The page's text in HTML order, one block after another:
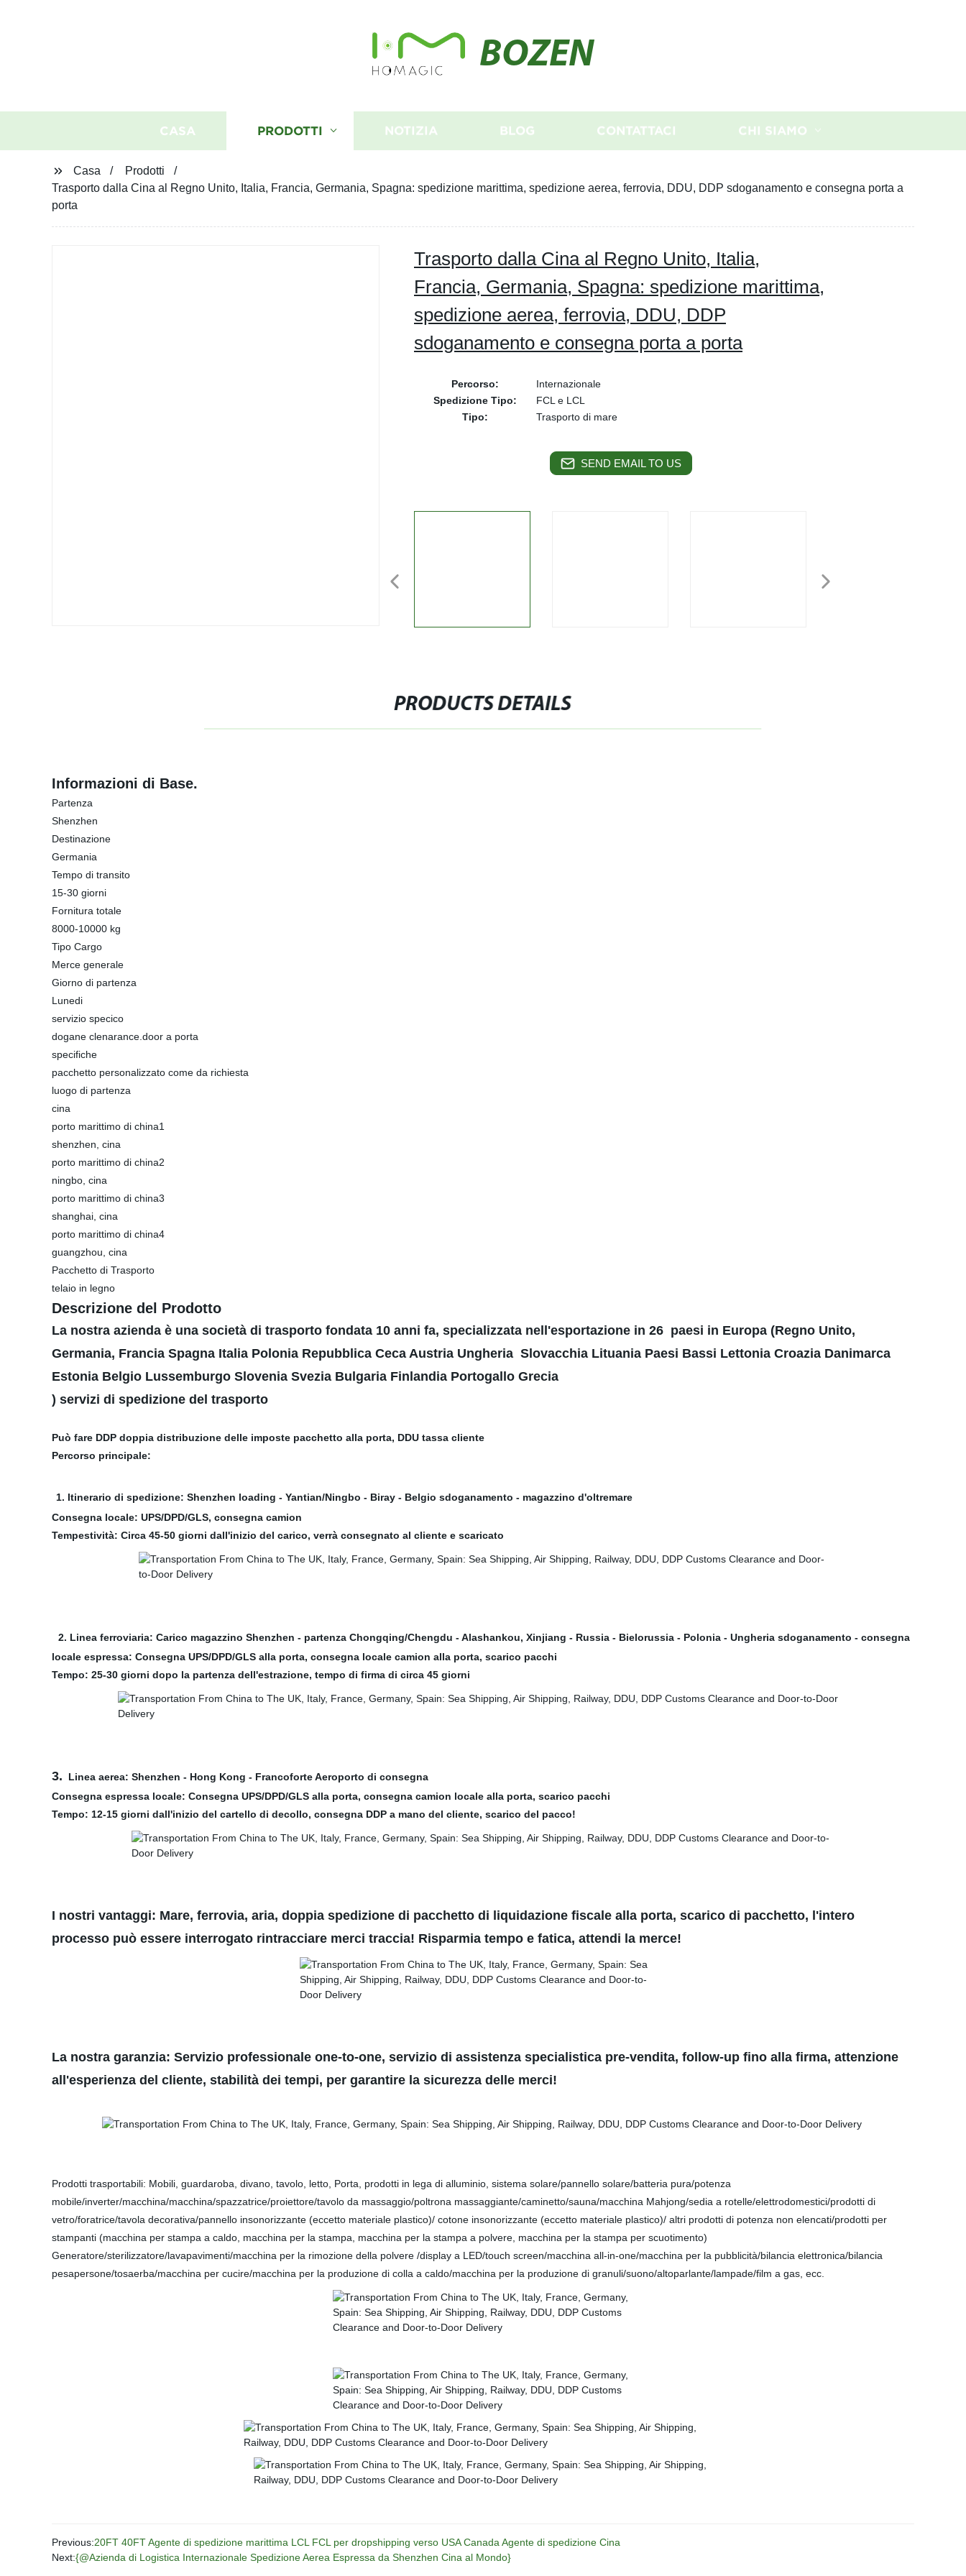
BOZEN
CASA PRODOTTI NOTIZIA BLOG CONTATTACI CHI SIAMO
Casa
Prodotti
Trasporto dalla Cina al Regno Unito, Italia, Francia, Germania, Spagna: spedizione marittima, spedizione aerea, ferrovia, DDU, DDP sdoganamento e consegna porta a
porta
Trasporto dalla Cina al Regno Unito, Italia,
Francia, Germania, Spagna: spedizione marittima,
spedizione aerea, ferrovia, DDU, DDP
sdoganamento e consegna porta a porta
Percorso:
Internazionale
Spedizione Tipo:
FCL e LCL
Tipo:
Trasporto di mare
SEND EMAIL TO US
PRODUCTS DETAILS
Informazioni di Base.
Partenza
Shenzhen
Destinazione
Germania
Tempo di transito
15-30 giorni
Fornitura totale
8000-10000 kg
Tipo Cargo
Merce generale
Giorno di partenza
Lunedi
servizio specico
dogane clenarance.door a porta
specifiche
pacchetto personalizzato come da richiesta
luogo di partenza
cina
porto marittimo di china1
shenzhen, cina
porto marittimo di china2
ningbo, cina
porto marittimo di china3
shanghai, cina
porto marittimo di china4
guangzhou, cina
Pacchetto di Trasporto
telaio in legno
Descrizione del Prodotto
La nostra azienda è una società di trasporto fondata 10 anni fa, specializzata nell'esportazione in 26 paesi in Europa (Regno Unito,
Germania, Francia Spagna Italia Polonia Repubblica Ceca Austria Ungheria Slovacchia Lituania Paesi Bassi Lettonia Croazia Danimarca
Estonia Belgio Lussemburgo Slovenia Svezia Bulgaria Finlandia Portogallo Grecia
) servizi di spedizione del trasporto
Può fare DDP doppia distribuzione delle imposte pacchetto alla porta, DDU tassa cliente
Percorso principale:
1. Itinerario di spedizione: Shenzhen loading - Yantian/Ningbo - Biray - Belgio sdoganamento - magazzino d'oltremare
Consegna locale: UPS/DPD/GLS, consegna camion
Tempestività: Circa 45-50 giorni dall'inizio del carico, verrà consegnato al cliente e scaricato
2. Linea ferroviaria: Carico magazzino Shenzhen - partenza Chongqing/Chengdu - Alashankou, Xinjiang - Russia - Bielorussia - Polonia - Ungheria sdoganamento - consegna
locale espressa: Consegna UPS/DPD/GLS alla porta, consegna locale camion alla porta, scarico pacchi
Tempo: 25-30 giorni dopo la partenza dell'estrazione, tempo di firma di circa 45 giorni
3.
Linea aerea: Shenzhen - Hong Kong - Francoforte Aeroporto di consegna
Consegna espressa locale: Consegna UPS/DPD/GLS alla porta, consegna camion locale alla porta, scarico pacchi
Tempo: 12-15 giorni dall'inizio del cartello di decollo, consegna DDP a mano del cliente, scarico del pacco!
I nostri vantaggi: Mare, ferrovia, aria, doppia spedizione di pacchetto di liquidazione fiscale alla porta, scarico di pacchetto, l'intero
processo può essere interrogato rintracciare merci traccia! Risparmia tempo e fatica, attendi la merce!
La nostra garanzia: Servizio professionale one-to-one, servizio di assistenza specialistica pre-vendita, follow-up fino alla firma, attenzione
all'esperienza del cliente, stabilità dei tempi, per garantire la sicurezza delle merci!
Prodotti trasportabili: Mobili, guardaroba, divano, tavolo, letto, Porta, prodotti in lega di alluminio, sistema solare/pannello solare/batteria pura/potenza
mobile/inverter/macchina/macchina/spazzatrice/proiettore/tavolo da massaggio/poltrona massaggiante/caminetto/sauna/macchina Mahjong/sedia a rotelle/elettrodomestici/prodotti di
vetro/foratrice/tavola decorativa/pannello insonorizzante (eccetto materiale plastico)/ cotone insonorizzante (eccetto materiale plastico)/ altri prodotti di potenza non elencati/prodotti per
stampanti (macchina per stampa a caldo, macchina per la stampa, macchina per la stampa a polvere, macchina per la stampa per scuotimento)
Generatore/sterilizzatore/lavapavimenti/macchina per la rimozione della polvere /display a LED/touch screen/macchina all-in-one/macchina per la pubblicità/bilancia elettronica/bilancia
pesapersone/tosaerba/macchina per cucire/macchina per la produzione di colla a caldo/macchina per la produzione di granuli/suono/altoparlante/lampade/film a gas, ecc.
Previous:20FT 40FT Agente di spedizione marittima LCL FCL per dropshipping verso USA Canada Agente di spedizione Cina
Next:{@Azienda di Logistica Internazionale Spedizione Aerea Espressa da Shenzhen Cina al Mondo}